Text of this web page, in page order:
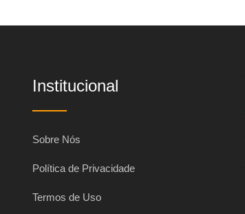
Institucional
Sobre Nós
Política de Privacidade
Termos de Uso